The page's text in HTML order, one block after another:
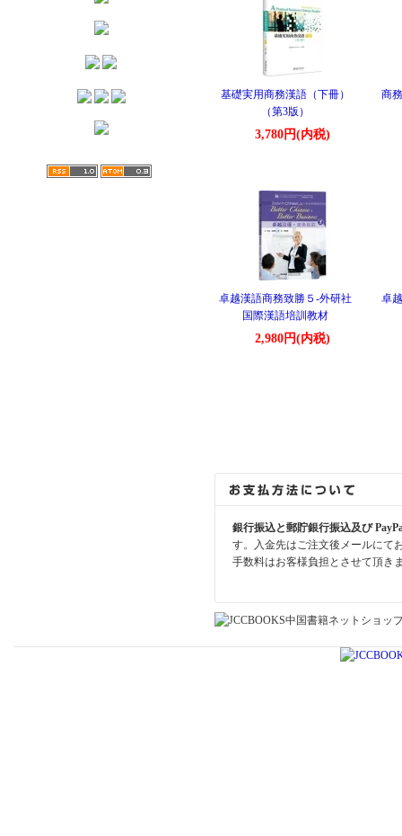
基礎実用商務漢語（下冊）
（第3版）
3,780円(内税)
商
卓越漢語商務致勝５-外研社
国際漢語培訓教材
2,980円(内税)
卓
銀行振込と郵貯銀行振込及び
す。入金先はご注文後メールにて
手数料はお客様負担とさせて頂き